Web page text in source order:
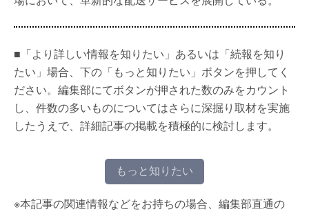
■「より詳しい情報を知りたい」あるいは「続報を知り
たい」場合、下の「もっと知りたい」ボタンを押してく
ださい。編集部にてボタンが押された数のみをカウント
し、件数の多いものについてはさらに深掘り取材を実施
したうえで、詳細記事の掲載を積極的に検討します。
もっと知りたい
※本記事の関連情報などをお持ちの場合、編集部直通の